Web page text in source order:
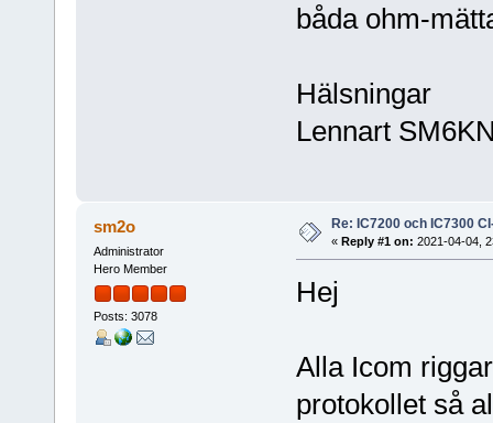
båda ohm-
Hälsningar
Lennart
sm2o
Administrator
Hero Member
Posts: 3078
Re: IC7200 och IC7300
« Reply #1 on: 2021-04-04,
Hej
Alla Icom
protokollet så